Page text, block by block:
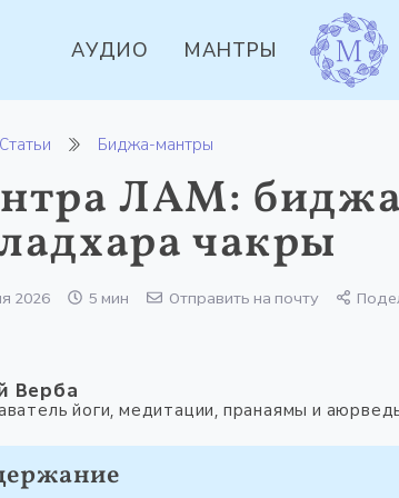
АУДИО МАНТРЫ
Статьи Биджа-мантры
ЛАМ:
чакры
2026 5 мин Отправить на почту
Верба
йоги, медитации, пранаямы и